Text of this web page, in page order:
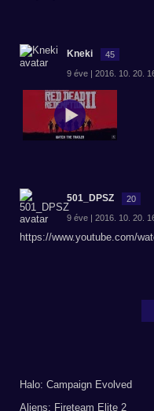
Kneki 45
9 éve | 2016. 10. 20.
501_DPSZ 20
9 éve | 2016. 10. 20.
https://www.youtube.com/
Halo: Campaign Evolved
Aliens: Fireteam Elite 2